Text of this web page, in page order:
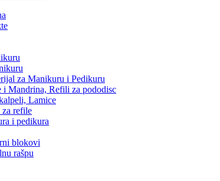
za Manikuru i Pedikuru
i Mandrina, Refili za pododisc
Lamice
za refile
i pedikura
blokovi
rašpu